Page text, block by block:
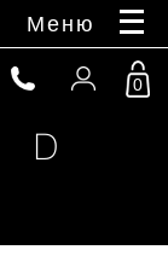
Меню
D
0